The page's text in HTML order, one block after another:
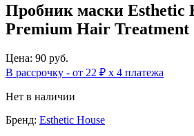
Пробник маски Esthetic
Premium Hair Treatment
Цена: 90 руб.
В рассрочку - от 22 ₽ х 4 платежа
Нет в наличии
Бренд: Esthetic House